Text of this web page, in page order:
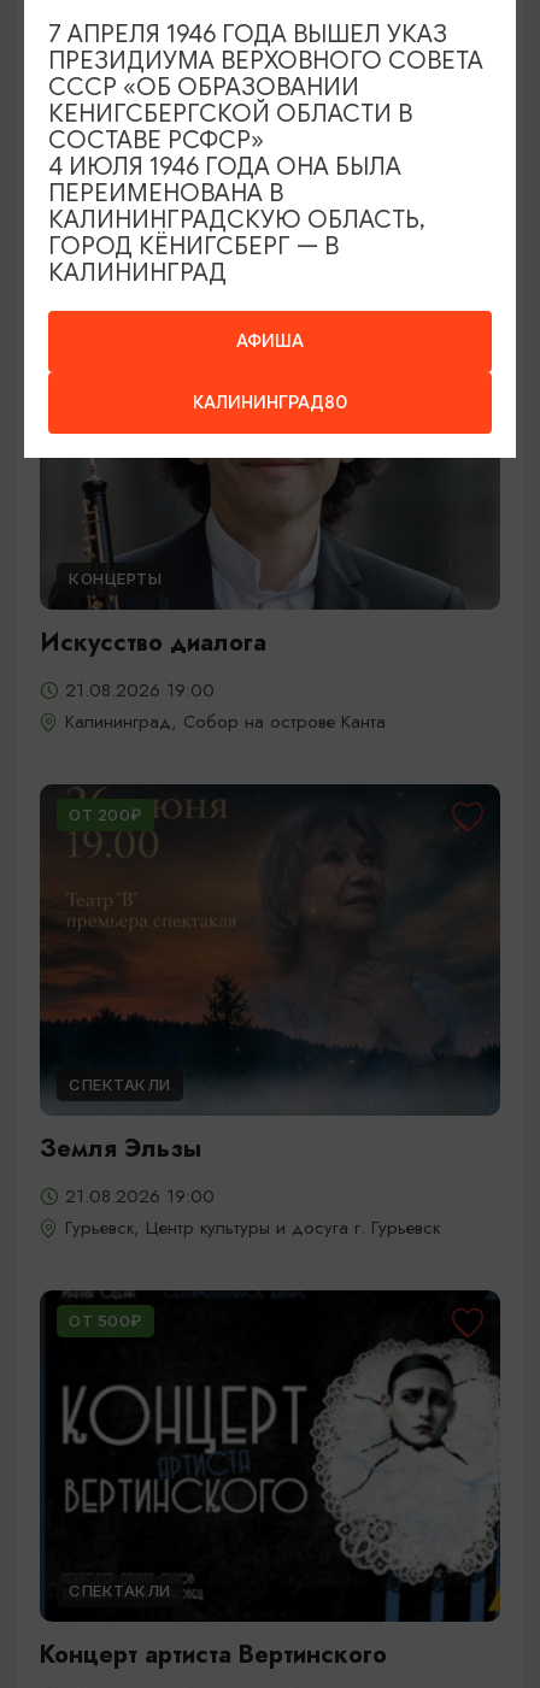
ВЫСТАВКИ
Солнечное притяжение
21.08.2026 - 20.09.2026
Калининград, Музей янтаря
ОТ 1000₽
КОНЦЕРТЫ
Искусство диалога
21.08.2026 19:00
Калининград, Собор на острове Канта
ОТ 200₽
СПЕКТАКЛИ
Земля Эльзы
21.08.2026 19:00
Гурьевск, Центр культуры и досуга г. Гурьевск
ОТ 500₽
СПЕКТАКЛИ
Концерт артиста Вертинского
АФИША
КАЛИНИНГРАД80
7 АПРЕЛЯ 1946 ГОДА ВЫШЕЛ УКАЗ
ПРЕЗИДИУМА ВЕРХОВНОГО СОВЕТА
СССР «ОБ ОБРАЗОВАНИИ
КЕНИГСБЕРГСКОЙ ОБЛАСТИ В
СОСТАВЕ РСФСР»
4 ИЮЛЯ 1946 ГОДА ОНА БЫЛА
ПЕРЕИМЕНОВАНА В
КАЛИНИНГРАДСКУЮ ОБЛАСТЬ,
ГОРОД КЁНИГСБЕРГ — В
КАЛИНИНГРАД